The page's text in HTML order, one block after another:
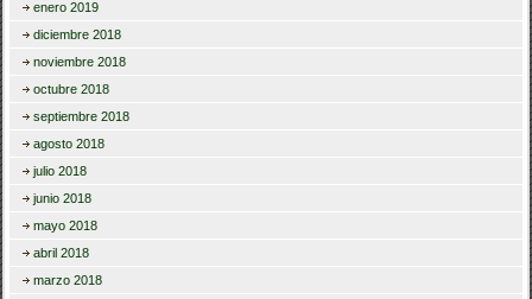
enero 2019
diciembre 2018
noviembre 2018
octubre 2018
septiembre 2018
agosto 2018
julio 2018
junio 2018
mayo 2018
abril 2018
marzo 2018